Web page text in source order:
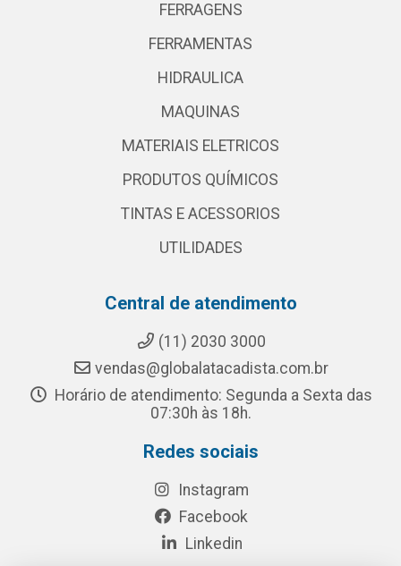
FERRAGENS
FERRAMENTAS
HIDRAULICA
MAQUINAS
MATERIAIS ELETRICOS
PRODUTOS QUÍMICOS
TINTAS E ACESSORIOS
UTILIDADES
Central de atendimento
(11) 2030 3000
vendas@globalatacadista.com.br
Horário de atendimento: Segunda a Sexta das
07:30h às 18h.
Redes sociais
Instagram
Facebook
Linkedin